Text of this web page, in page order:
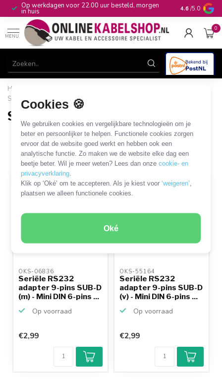
Cookies 🍪
We gebruiken cookies en vergelijkbare technologieën om je
beter en persoonlijker te helpen. Functionele cookies zorgen
ervoor dat de website goed werkt en hebben ook een
analytische functie. Zo maken we de website elke dag een
beetje beter. Wil je meer weten? Lees dan onzecookie- en
privacyverklaring
Klik op ‘Oké’ om te accepteren. Als je kiest voor‘weigeren’
plaatsen we alleen functionele cookies.
Oké
Op werkdagen voor 22.00 uur besteld, morgen
in huis 10+jaar
4.6 /5.0
MENU
0
Home
SUB-D 9-pins kabels en adapters
SUB-D 9-pins - PS/2
2 PRODUCTEN
Filters SORTEER OP
OKS-06836
Seriële RS232
adapter 9-pins SUB-D
(m) - Mini DIN 6-pins ...
Op voorraad
€2,99
OKS-55164
Seriële RS232
adapter 9-pins SUB-D
(v) - Mini DIN 6-pins ...
Op voorraad
€2,99